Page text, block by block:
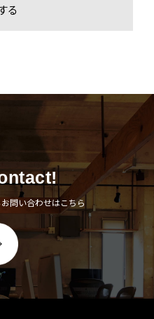
る
問い合わせはこちら